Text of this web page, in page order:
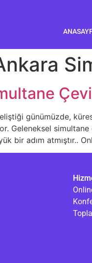
günümüzde,
Geleneksel simultane
bir adım atmıştır..